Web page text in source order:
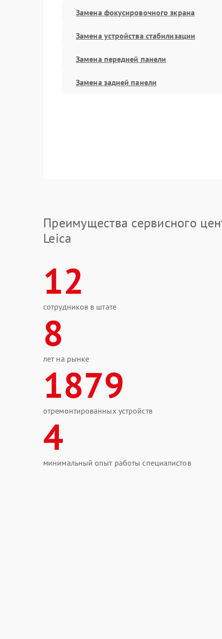
Замена фокусировочного экрана
Замена устройства стабилизации
Замена передней панели
Замена задней панели
Преимущества сервисного
Leica
12
сотрудников в штате
8
лет на рынке
1879
отремонтированных устройств
4
минимальный опыт работы специалистов